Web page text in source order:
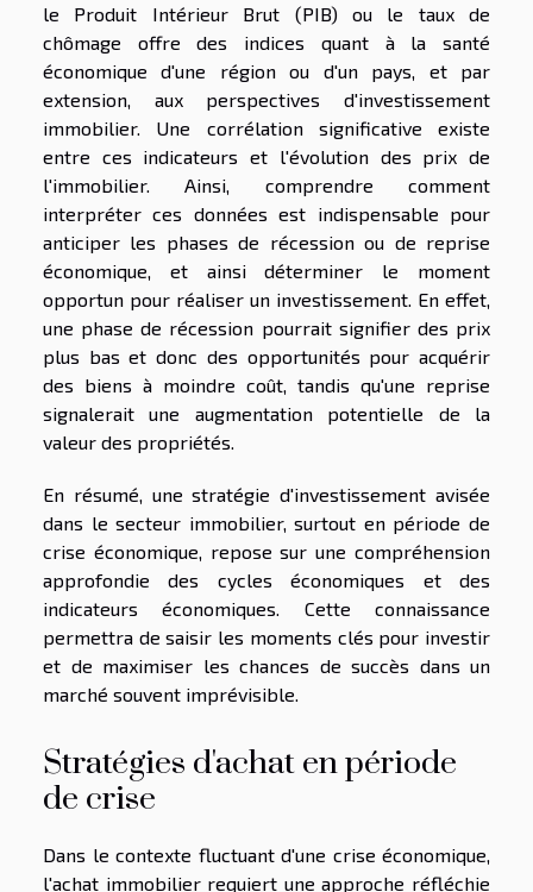
le Produit Intérieur Brut (PIB) ou le taux de
chômage offre des indices quant à la santé
économique d'une région ou d'un pays, et par
extension, aux perspectives d'investissement
immobilier. Une corrélation significative existe
entre ces indicateurs et l'évolution des prix de
l'immobilier. Ainsi, comprendre comment
interpréter ces données est indispensable pour
anticiper les phases de récession ou de reprise
économique, et ainsi déterminer le moment
opportun pour réaliser un investissement. En effet,
une phase de récession pourrait signifier des prix
plus bas et donc des opportunités pour acquérir
des biens à moindre coût, tandis qu'une reprise
signalerait une augmentation potentielle de la
valeur des propriétés.
En résumé, une stratégie d'investissement avisée
dans le secteur immobilier, surtout en période de
crise économique, repose sur une compréhension
approfondie des cycles économiques et des
indicateurs économiques. Cette connaissance
permettra de saisir les moments clés pour investir
et de maximiser les chances de succès dans un
marché souvent imprévisible.
Stratégies d'achat en période
de crise
Dans le contexte fluctuant d'une crise économique,
l'achat immobilier requiert une approche réfléchie